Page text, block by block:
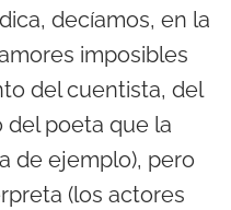
decíamos, en la
imposibles
del cuentista, del
del poeta que la
de ejemplo), pero
(los actores